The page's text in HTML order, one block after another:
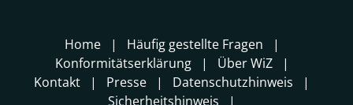
Home
Häufig gestellte Fragen
Konformitätserklärung
Über WiZ
Kontakt
Presse
Datenschutzhinweis
Sicherheitshinweis